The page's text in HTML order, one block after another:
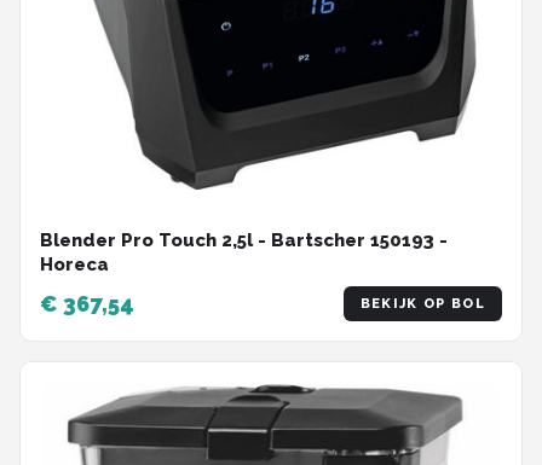
Blender Pro Touch 2,5l - Bartscher 150193 -
Horeca
€ 367,54 BEKIJK OP BOL